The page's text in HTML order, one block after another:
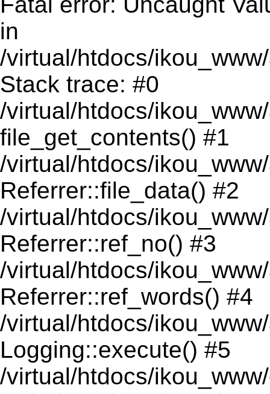
in
/virtual/htdocs/
Stack trace: #0
/virtual/htdocs/
file_get_contents() #1
/virtual/htdocs/
Referrer::file_data() #2
/virtual/htdocs/
Referrer::ref_no() #3
/virtual/htdocs/
Referrer::ref_words() #4
/virtual/htdocs/
Logging::execute() #5
/virtual/htdocs/